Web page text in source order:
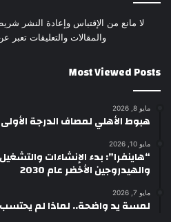
لا مانع من الإقتباس وإعادة النشر
والمقالات والتعليقات
Most Viewed Posts
مايو 8, 2026
هبوط الأهلي لمصاف الدرجة
مايو 10, 2026
“هاينفرا”: بدء الإنشاءات
والهيدروجين الأخضر عام 2030
مايو 7, 2026
لمسة يد واضحة.. لماذا لم